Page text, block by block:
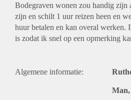
Bodegraven wonen zou handig zijn
zijn en schilt 1 uur reizen heen en
huur betalen en kan overal werken.
is zodat ik snel op een opmerking
Algemene informatie: